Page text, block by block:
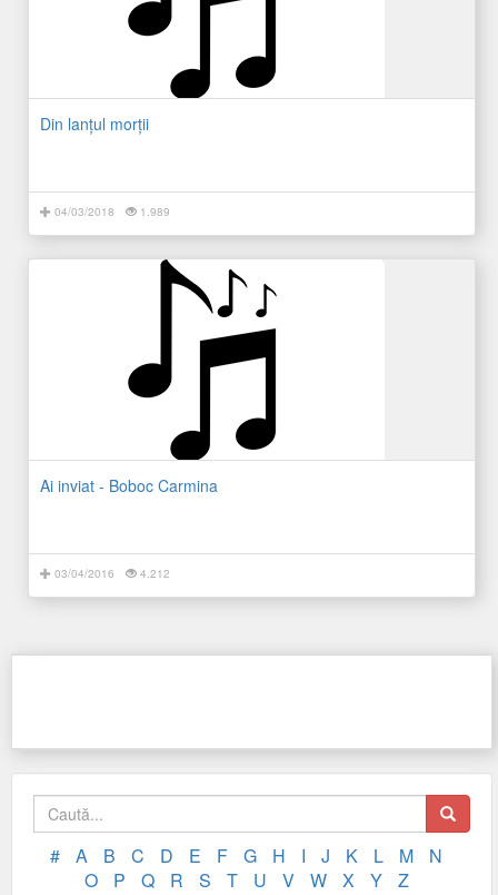
Din lanţul morţii
04/03/2018 1.989
Ai inviat - Boboc Carmina
03/04/2016 4.212
# A B C D E F G H I J K L M
N
O
P Q R S T U V W X Y Z